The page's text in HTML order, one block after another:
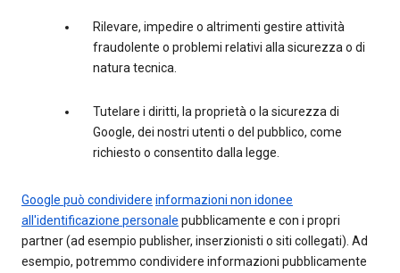
Rilevare, impedire o altrimenti gestire attività
fraudolente o problemi relativi alla sicurezza o di
natura tecnica.
Tutelare i diritti, la proprietà o la sicurezza di
Google, dei nostri utenti o del pubblico, come
richiesto o consentito dalla legge.
Google può condividere informazioni non idonee
all'identificazione personale pubblicamente e con i propri
partner (ad esempio publisher, inserzionisti o siti collegati). Ad
esempio, potremmo condividere informazioni pubblicamente